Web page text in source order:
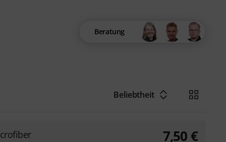
Beratung
Beliebtheit
7,50 €